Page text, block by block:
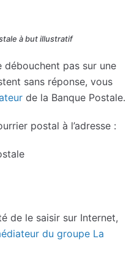
à but illustratif
pas sur une
sans réponse, vous
de la Banque Postale.
postal à l’adresse :
de le saisir sur Internet,
du groupe La